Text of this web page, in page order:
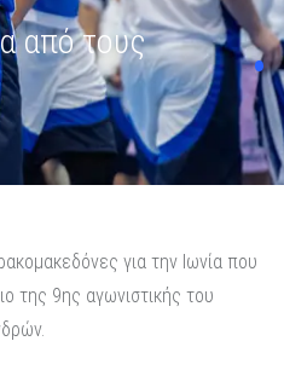
από τους
για την Ιωνία που
της 9ης αγωνιστικής του